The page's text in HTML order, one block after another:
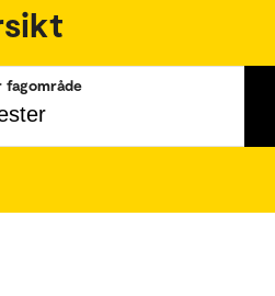
fagområde